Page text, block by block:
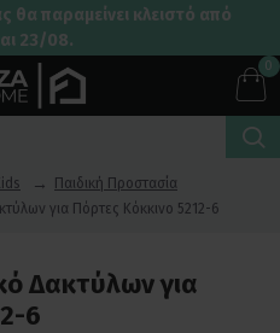
παραμείνει κλειστό από
23/08.
0
Παιδική Προστασία
για Πόρτες Κόκκινο 5212-6
Δακτύλων για
6